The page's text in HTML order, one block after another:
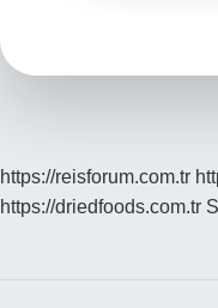
https://reisforum.com.tr
https://driedfoods.com.tr